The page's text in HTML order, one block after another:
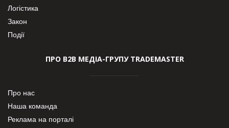
Логістика
Закон
Події
ПРО В2В МЕДІА-ГРУПУ TRADEMASTER
Про нас
Наша команда
Реклама на порталі